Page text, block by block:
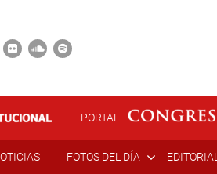
PORTAL
FOTOS DEL DÍA EDITORIAL